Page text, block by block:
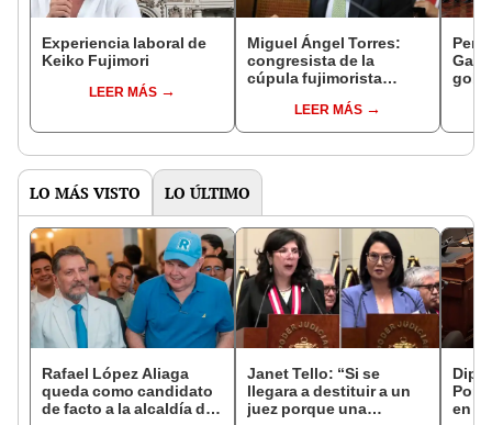
Experiencia laboral de
Keiko Fujimori
LEER MÁS
Miguel Ángel Torres:
congresista de la
cúpula fujimorista
del SenadoLEER MÁS
LO MÁS VISTO LO ÚLTIMO
Rafael López Aliaga
queda como candidato
de facto a la alcaldía de
Janet Tello: “Si se
llegara a destituir a un
juez porque una
en el